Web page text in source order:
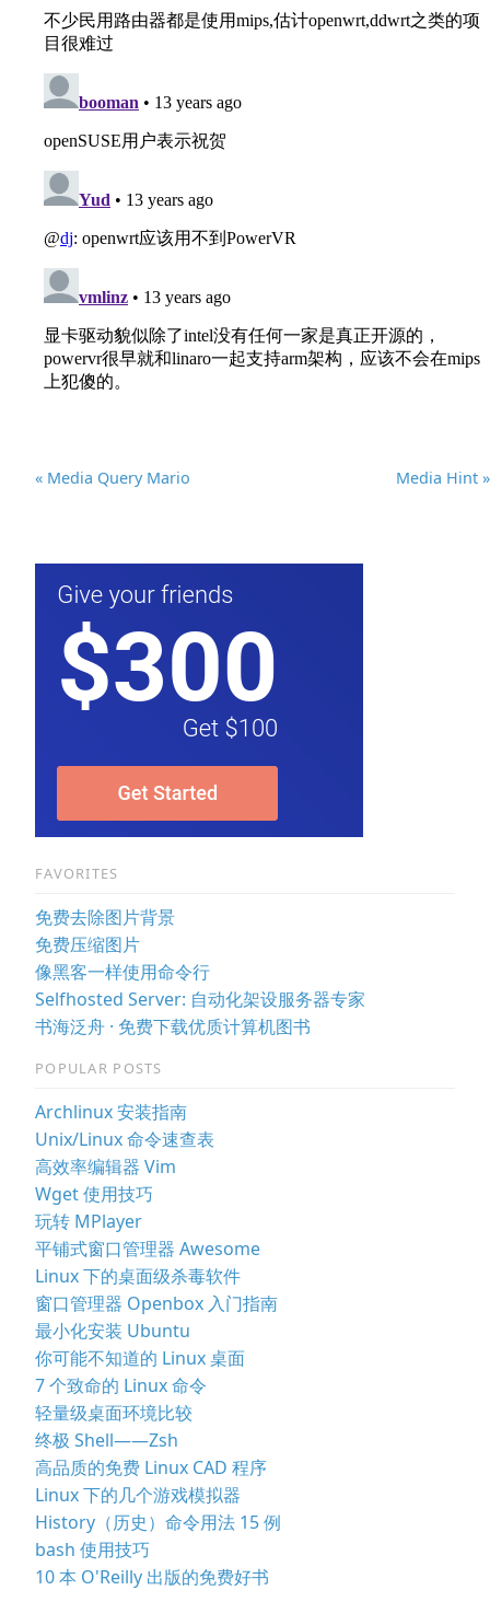
« Media Query Mario Media Hint »
FAVORITES
免费去除图片背景
免费压缩图片
像黑客一样使用命令行
Selfhosted Server: 自动化架设服务器专家
书海泛舟 · 免费下载优质计算机图书
POPULAR POSTS
Archlinux 安装指南
Unix/Linux 命令速查表
高效率编辑器 Vim
Wget 使用技巧
玩转 MPlayer
平铺式窗口管理器 Awesome
Linux 下的桌面级杀毒软件
窗口管理器 Openbox 入门指南
最小化安装 Ubuntu
你可能不知道的 Linux 桌面
7 个致命的 Linux 命令
轻量级桌面环境比较
终极 Shell——Zsh
高品质的免费 Linux CAD 程序
Linux 下的几个游戏模拟器
History（历史）命令用法 15 例
bash 使用技巧
10 本 O'Reilly 出版的免费好书